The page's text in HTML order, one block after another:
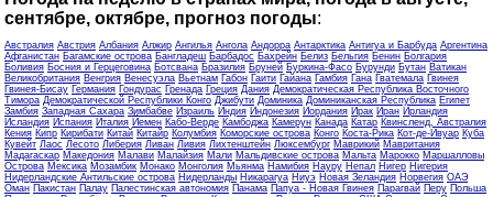
сентябре, октябре, прогноз погоды:
Австралия Австрия Албания Алжир Ангилья Ангола Андорра Антарктика Антигуа и Барбуда Аргентина
Афганистан Багамские острова Бангладеш Барбадос Бахрейн Белиз Бельгия Бенин Болгария
Боливия Босния и Герцеговина Ботсвана Бразилия Бруней Буркина-Фасо Бурунди Бутан Ватикан
Великобритания Венгрия Венесуэла Вьетнам Габон Гаити Гайана Гамбия Гана Гватемала Гвинея
Гвинея-Бисау Германия Гондурас Гренада Греция Дания Демократическая Республика Восточного
Тимора Демократической Республики Конго Джибути Доминика Доминиканская Республика Египет
Замбия Западная Сахара Зимбабве Израиль Индия Индонезия Иордания Ирак Иран Ирландия
Исландия Испания Италия Йемен Кабо-Верде Камбоджа Камерун Канада Катар Квинсленд, Австралия
Кения Кипр Кирибати Китай Китайр Колумбия Коморские острова Конго Коста-Рика Кот-де-Ивуар Куба
Кувейт Лаос Лесото Либерия Ливан Ливия Лихтенштейн Люксембург Маврикий Мавритания
Мадагаскар Македония Малави Малайзия Мали Мальдивские острова Мальта Марокко Маршалловы
Острова Мексика Мозамбик Монако Монголия Мьянма Намибия Науру Непал Нигер Нигерия
Нидерландские Антильские острова Нидерланды Никарагуа Ниуэ Новая Зеландия Норвегия ОАЭ
Оман Пакистан Палау Палестинская автономия Панама Папуа - Новая Гвинея Парагвай Перу Польша